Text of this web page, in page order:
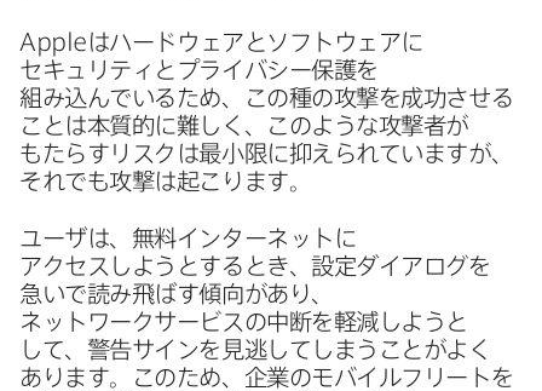
Apple は​ハードウェアと​ソフトウェアに​
セキュリティと​プライバシー保護を​
組み込んでいる​ため、​この​種の​攻撃を​成功させる​
ことは​本質的に​難しく、​このような​攻撃者が​
もたらすリスクは​最小限に​抑えられていますが、​
それでも​攻撃は​起こります。
ユーザは、​無料インターネットに​
アクセスしようと​する​とき、​設定ダイアログを​
急いで​読み飛ばす傾向が​あり、​
ネットワークサービスの​中断を​軽減しようと​
して、​警告サインを​見逃してしまうことが​よく​
あります。​この​ため、​企業の​モバイルフリートを​